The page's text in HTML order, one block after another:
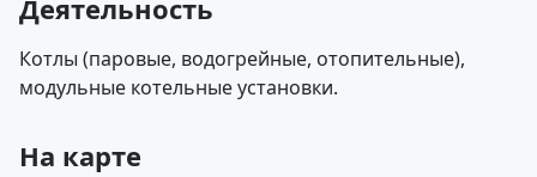
Деятельность
Котлы (паровые, водогрейные, отопительные),
модульные котельные установки.
На карте